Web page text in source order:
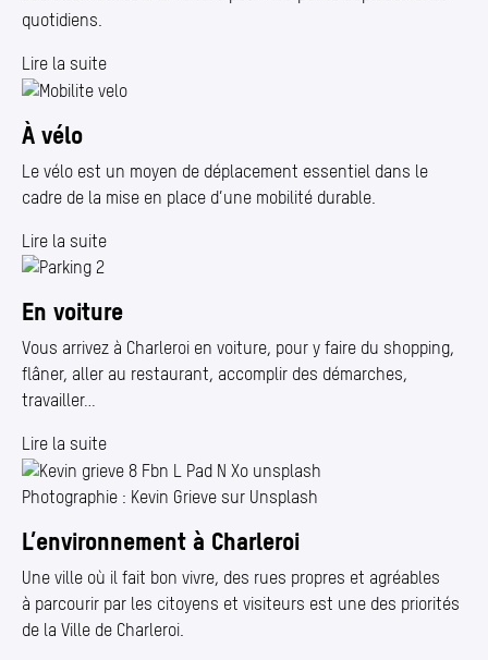
quotidiens.
Lire la suite
À vélo
Le vélo est un moyen de déplacement essentiel dans le
cadre de la mise en place d’une mobilité durable.
Lire la suite
En voiture
Vous arrivez à Charleroi en voiture, pour y faire du shopping,
flâner, aller au restaurant, accomplir des démarches,
travailler…
Lire la suite
Photographie : Kevin Grieve sur Unsplash
L’environnement à Charleroi
Une ville où il fait bon vivre, des rues propres et agréables
à parcourir par les citoyens et visiteurs est une des priorités
de la Ville de Charleroi.